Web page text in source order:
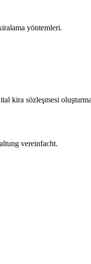
yöntemleri.
kira sözleşmesi
vereinfacht.